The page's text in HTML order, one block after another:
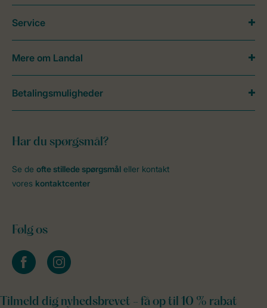
Har du spørgsmål?
Se de ofte stillede spørgsmål eller kontakt
vores kontaktcenter
Følg os
facebookinstagram
Tilmeld dig nyhedsbrevet - få op til 10 % rabat
Service
Mere om Landal
Betalingsmuligheder